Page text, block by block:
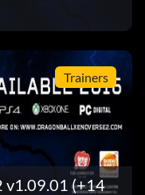
Trainers
v1.09.01 (+14